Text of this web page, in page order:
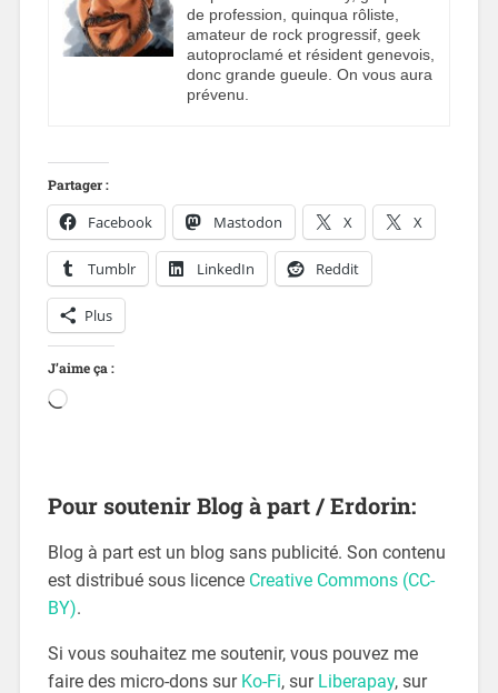
de profession, quinqua rôliste,
amateur de rock progressif, geek
autoproclamé et résident genevois,
donc grande gueule. On vous aura
prévenu.
Partager :
Facebook Mastodon X X
Tumblr LinkedIn Reddit
Plus
J’aime ça :
Pour soutenir Blog à part / Erdorin:
Blog à part est un blog sans publicité. Son contenu
est distribué sous licence Creative Commons (CC-
BY).
Si vous souhaitez me soutenir, vous pouvez me
faire des micro-dons sur Ko-Fi, sur Liberapay, sur